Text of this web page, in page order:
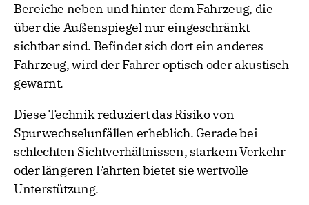
Bereiche neben und hinter dem Fahrzeug, die
über die Außenspiegel nur eingeschränkt
sichtbar sind. Befindet sich dort ein anderes
Fahrzeug, wird der Fahrer optisch oder akustisch
gewarnt.
Diese Technik reduziert das Risiko von
Spurwechselunfällen erheblich. Gerade bei
schlechten Sichtverhältnissen, starkem Verkehr
oder längeren Fahrten bietet sie wertvolle
Unterstützung.